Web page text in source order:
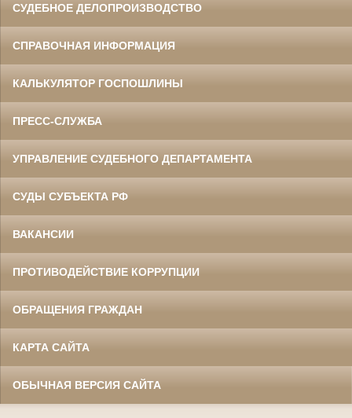
СУДЕБНОЕ ДЕЛОПРОИЗВОДСТВО
СПРАВОЧНАЯ ИНФОРМАЦИЯ
КАЛЬКУЛЯТОР ГОСПОШЛИНЫ
ПРЕСС-СЛУЖБА
УПРАВЛЕНИЕ СУДЕБНОГО ДЕПАРТАМЕНТА
СУДЫ СУБЪЕКТА РФ
ВАКАНСИИ
ПРОТИВОДЕЙСТВИЕ КОРРУПЦИИ
ОБРАЩЕНИЯ ГРАЖДАН
КАРТА САЙТА
ОБЫЧНАЯ ВЕРСИЯ САЙТА